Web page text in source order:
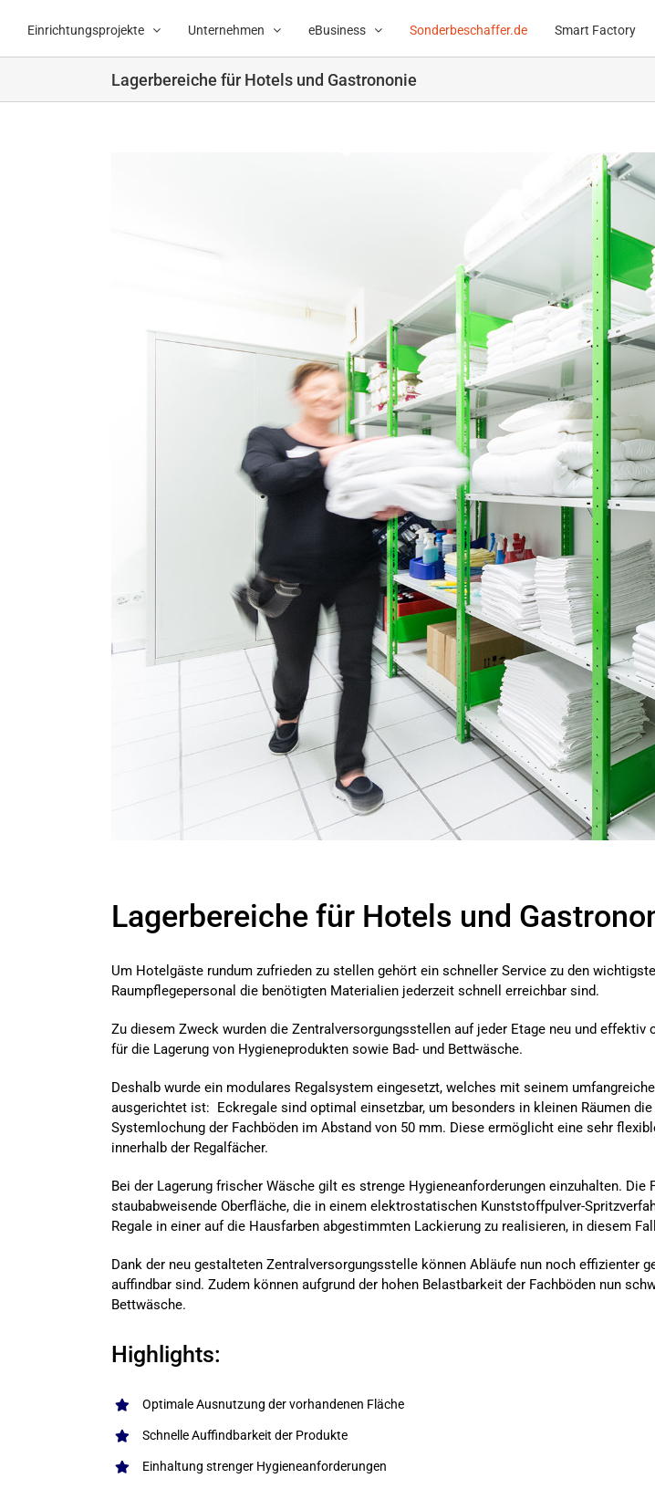
InhaltEinrichtungsprojekte Unternehmen eBusiness Sonderbeschaffer.de Smart Factory
Lagerbereiche für Hotels und Gastrononie
Lagerbereiche für Hotels und
Um Hotelgäste rundum zufrieden zu stellen gehört ein schneller Service zu den
Raumpflegepersonal die benötigten Materialien jederzeit schnell erreichbar sind.
Zu diesem Zweck wurden die Zentralversorgungsstellen auf jeder Etage neu und
für die Lagerung von Hygieneprodukten sowie Bad- und Bettwäsche.
Deshalb wurde ein modulares Regalsystem eingesetzt, welches mit seinem
ausgerichtet ist: Eckregale sind optimal einsetzbar, um besonders in kleinen Räumen
Systemlochung der Fachböden im Abstand von 50 mm. Diese ermöglicht eine sehr
innerhalb der Regalfächer.
Bei der Lagerung frischer Wäsche gilt es strenge Hygieneanforderungen einzuhalten.
staubabweisende Oberfläche, die in einem elektrostatischen Kunststoffpulver-
Regale in einer auf die Hausfarben abgestimmten Lackierung zu realisieren, in diesem
Dank der neu gestalteten Zentralversorgungsstelle können Abläufe nun noch effizienter
auffindbar sind. Zudem können aufgrund der hohen Belastbarkeit der Fachböden nun
Bettwäsche.
Highlights:
Optimale Ausnutzung der vorhandenen Fläche
Schnelle Auffindbarkeit der Produkte
Einhaltung strenger Hygieneanforderungen